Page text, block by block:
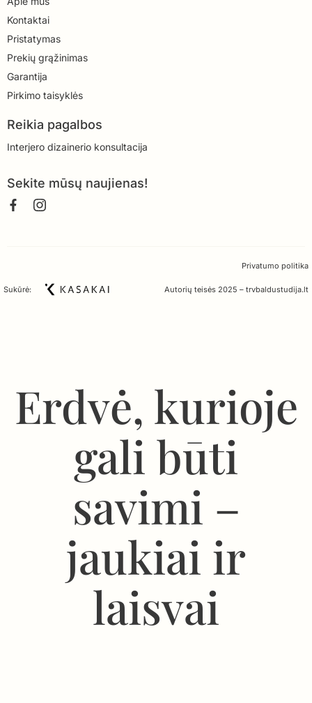
Kontaktai
Pristatymas
Prekių grąžinimas
Garantija
Pirkimo taisyklės
Reikia pagalbos
Interjero dizainerio konsultacija
Sekite mūsų naujienas!
Privatumo politika
Sukūrė: Autorių teisės 2025 – trvbaldustudija.lt
Erdvė, kurioje
gali būti
savimi –
jaukiai ir
laisvai